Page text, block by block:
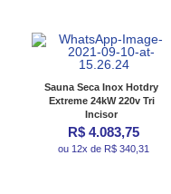
Sauna Seca Inox Hotdry
Extreme 24kW 220v Tri
Incisor
R$ 4.083,75
ou 12x de R$ 340,31